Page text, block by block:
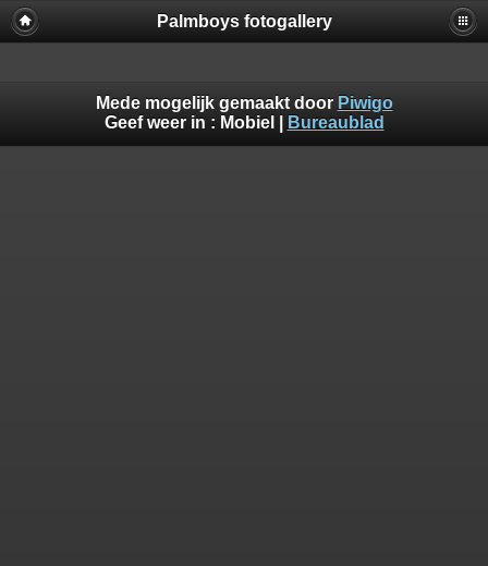
Palmboys fotogallery
Mede mogelijk gemaakt door Piwigo
Geef weer in : Mobiel Bureaublad